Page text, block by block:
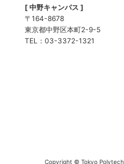
[ 中野キャンパス ]
〒164-8678
東京都中野区本町2-9-5
TEL：03-3372-1321
Copyright © Tokyo